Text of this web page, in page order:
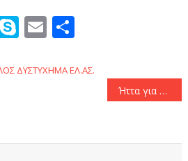
Skype
Email
ΔΥΣΤΥΧΗΜΑΕΛ.ΑΣ.
Ήττα για την Φιορεντίνα στο «Ντιέγκο Μαραντόνα» με 2-1! Πιεσμένοι οι «Βιόλα» θα υποδεχθούν τον Παναθηναϊκό